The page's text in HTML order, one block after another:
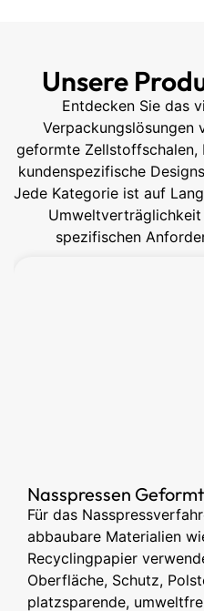
Unsere
Entdecken Sie das
Verpackungslösungen
geformte Zellstoffschalen,
kundenspezifische
Jede Kategorie ist auf
spezifischen
Nasspressen
Für das
abbaubare Materialien
Recyclingpapier
Oberfläche, Schutz,
platzsparende,